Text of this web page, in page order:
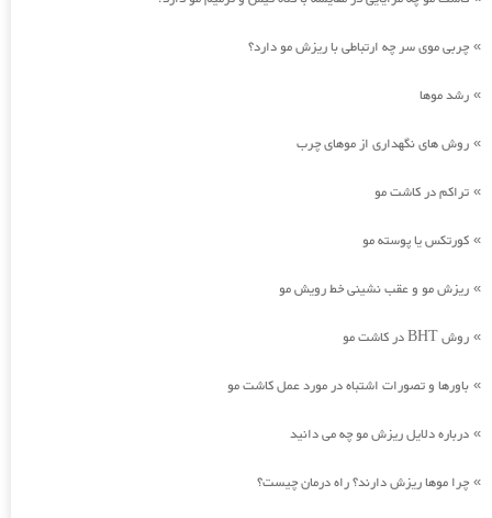
» چربی موی سر چه ارتباطی با ریزش مو دارد؟
» رشد موها
» روش های نگهداری از موهای چرب
» تراکم در کاشت مو
» کورتکس یا پوسته مو
» ریزش مو و عقب نشینی خط رویش مو
» روش BHT در کاشت مو
» باورها و تصورات اشتباه در مورد عمل کاشت مو
» درباره دلایل ریزش مو چه می دانید
» چرا موها ریزش دارند؟ راه درمان چیست؟